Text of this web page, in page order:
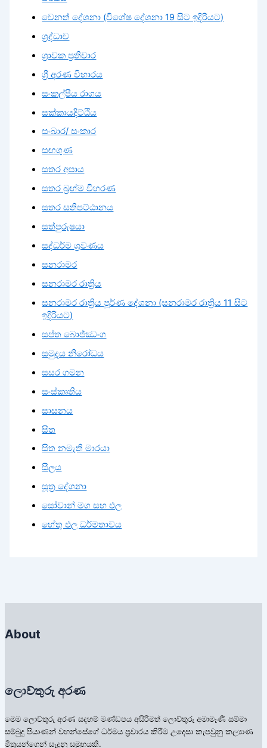
වෙනත් දේශනා (විශේෂ දේශනා 19 සිට ඉදිරියට)
ශ්‍රද්ධාව
ශ්‍රාවක ප්‍රතිචාර
ශ්‍රී අරණ විහාරය
සංකල්පීය රාගය
සක්කායදිට්ඨිය
සංඛාර/ සංකාර
සඟගුණ
සතර අපාය
සතර බ්‍රහ්ම විහරණ
සතර සතිපට්ඨානය
සත්පුරුෂයා
සද්ධර්ම ශ්‍රවණය
සනරාමර
සනරාමර රාත්‍රිය
සනරාමර රාත්‍රිය පූර්ණ දේශනා (සනරාමර රාත්‍රිය 11 සිට
ඉදිරියට)
සප්ත බොජ්ඣංග
සමුදය නිරෝධය
සසර ගමන
සංස්කෘතිය
සාසනය
සිත
සිත නමැති මාරයා
සීලය
සූත්‍ර දේශනා
සෝවාන් මග සහ ඵල
හේතු ඵල ධර්මතාවය
About
ලොව්තුරු අරණ
මෙම ලොව්තුරු අරණ සදහම් මණ්ඩපය අසිරිමත් ලොව්තුරු අමාමෑණී සම්මා
සම්බුදු පියාණන් වහන්සේගේ ධර්මය ප්‍රචාරය කිරීම උදෙසා කැපවුනු කල්‍යාණ
මිත්‍රයන්ගෙන් සැදුනු සමුහයකි.